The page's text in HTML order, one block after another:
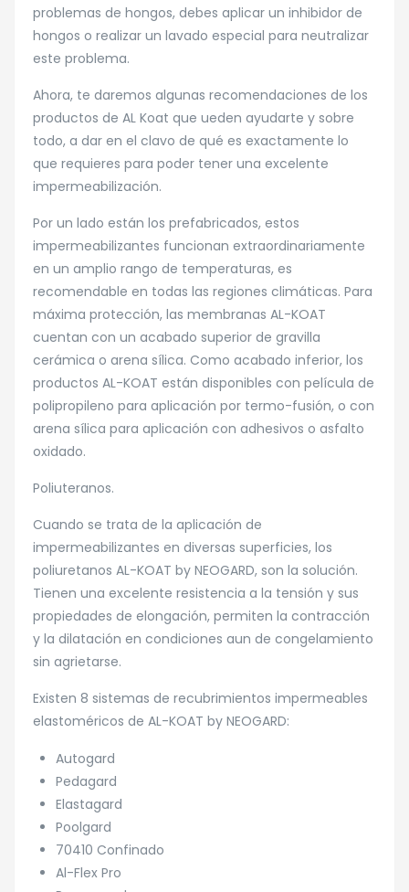
problemas de hongos, debes aplicar un inhibidor de
hongos o realizar un lavado especial para neutralizar
este problema.
Ahora, te daremos algunas recomendaciones de los
productos de AL Koat que ueden ayudarte y sobre
todo, a dar en el clavo de qué es exactamente lo
que requieres para poder tener una excelente
impermeabilización.
Por un lado están los prefabricados, estos
impermeabilizantes funcionan extraordinariamente
en un amplio rango de temperaturas, es
recomendable en todas las regiones climáticas. Para
máxima protección, las membranas AL-KOAT
cuentan con un acabado superior de gravilla
cerámica o arena sílica. Como acabado inferior, los
productos AL-KOAT están disponibles con película de
polipropileno para aplicación por termo-fusión, o con
arena sílica para aplicación con adhesivos o asfalto
oxidado.
Poliuteranos.
Cuando se trata de la aplicación de
impermeabilizantes en diversas superficies, los
poliuretanos AL-KOAT by NEOGARD, son la solución.
Tienen una excelente resistencia a la tensión y sus
propiedades de elongación, permiten la contracción
y la dilatación en condiciones aun de congelamiento
sin agrietarse.
Existen 8 sistemas de recubrimientos impermeables
elastoméricos de AL-KOAT by NEOGARD:
Autogard
Pedagard
Elastagard
Poolgard
70410 Confinado
Al-Flex Pro